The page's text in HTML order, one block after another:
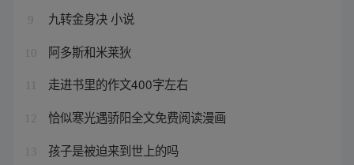
9 九转金身决 小说
10 阿多斯和米莱狄
走进书里的作文400字左右
12 恰似寒光遇骄阳全文免费阅读漫画
13 孩子是被迫来到世上的吗